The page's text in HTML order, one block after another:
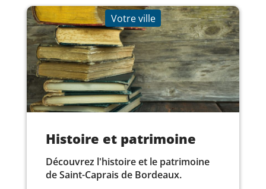
Votre ville
Histoire et patrimoine
Découvrez l'histoire et le patrimoine
de Saint-Caprais de Bordeaux.